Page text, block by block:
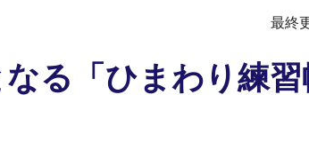
最終
る「ひまわり練習